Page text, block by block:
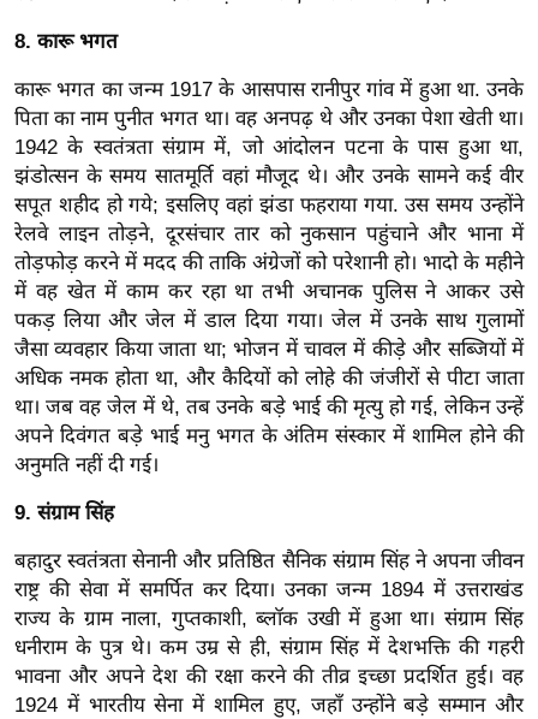
फै
श
न
घ
रे
लू
नु
स्खे
प
र्य
ट
न
स्थ
ल
फि
ने
स
मं
त्रा
रि
8. कारू भगत
कारू भगत का जन्म 1917 के आसपास रानीपुर गांव में हुआ था. उनके
पिता का नाम पुनीत भगत था। वह अनपढ़ थे और उनका पेशा खेती था।
1942 के स्वतंत्रता संग्राम में, जो आंदोलन पटना के पास हुआ था,
झंडोत्सन के समय सातमूर्ति वहां मौजूद थे। और उनके सामने कई वीर
सपूत शहीद हो गये; इसलिए वहां झंडा फहराया गया. उस समय उन्होंने
रेलवे लाइन तोड़ने, दूरसंचार तार को नुकसान पहुंचाने और भाना में
तोड़फोड़ करने में मदद की ताकि अंग्रेजों को परेशानी हो। भादो के महीने
में वह खेत में काम कर रहा था तभी अचानक पुलिस ने आकर उसे
पकड़ लिया और जेल में डाल दिया गया। जेल में उनके साथ गुलामों
जैसा व्यवहार किया जाता था; भोजन में चावल में कीड़े और सब्जियों में
अधिक नमक होता था, और कैदियों को लोहे की जंजीरों से पीटा जाता
था। जब वह जेल में थे, तब उनके बड़े भाई की मृत्यु हो गई, लेकिन उन्हें
अपने दिवंगत बड़े भाई मनु भगत के अंतिम संस्कार में शामिल होने की
अनुमति नहीं दी गई।
9. संग्राम सिंह
बहादुर स्वतंत्रता सेनानी और प्रतिष्ठित सैनिक संग्राम सिंह ने अपना जीवन
राष्ट्र की सेवा में समर्पित कर दिया। उनका जन्म 1894 में उत्तराखंड
राज्य के ग्राम नाला, गुप्तकाशी, ब्लॉक उखी में हुआ था। संग्राम सिंह
धनीराम के पुत्र थे। कम उम्र से ही, संग्राम सिंह में देशभक्ति की गहरी
भावना और अपने देश की रक्षा करने की तीव्र इच्छा प्रदर्शित हुई। वह
1924 में भारतीय सेना में शामिल हुए, जहाँ उन्होंने बड़े सम्मान और